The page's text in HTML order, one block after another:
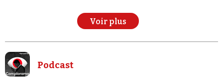
Voir plus
Podcast